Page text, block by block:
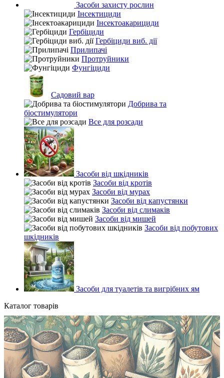
Засоби захисту рослин
Інсектициди
Інсектоакарициди
Гербіциди
Гербіциди виб. дії
Прилипачі
Протруйники
Фунгіциди
Садовий вар
Добрива та
біостимулятори
Все для розсади
Засоби від шкідників
Засоби від кротів
Засоби від мурах
Засоби від капустянки
Засоби від слимаків
Засоби від мишей
Засоби від побутових
шкідників
Засоби для туалетів та вигрібних ям
Каталог товарів